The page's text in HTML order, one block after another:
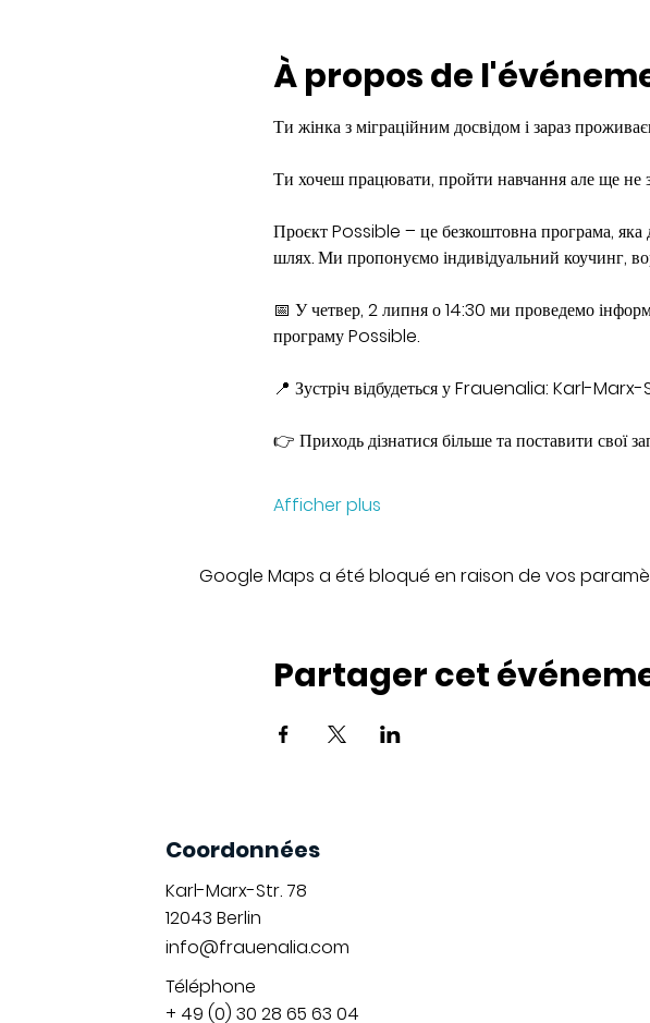
À propos de
Ти жінка з міграційним досвідом і зараз
Ти хочеш працювати, пройти навчання але ще не
Проєкт Possible – це безкоштовна програма, яка
шлях. Ми пропонуємо індивідуальний коучинг,
📅 У четвер, 2 липня о 14:30 ми проведемо
програму Possible.
📍 Зустріч відбудеться у Frauenalia: Karl-
👉 Приходь дізнатися більше та поставити свої
Afficher plus
Google Maps a été bloqué en raison de vos
Partager cet
Coordonnées
Karl-Marx-Str. 78
12043 Berlin
info@frauenalia.com
Téléphone
+ 49 (0) 30 28 65 63 04